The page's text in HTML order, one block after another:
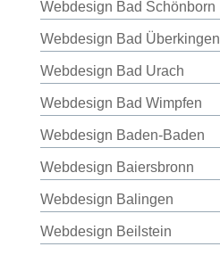
Webdesign Bad Schönborn
Webdesign Bad Überkingen
Webdesign Bad Urach
Webdesign Bad Wimpfen
Webdesign Baden-Baden
Webdesign Baiersbronn
Webdesign Balingen
Webdesign Beilstein